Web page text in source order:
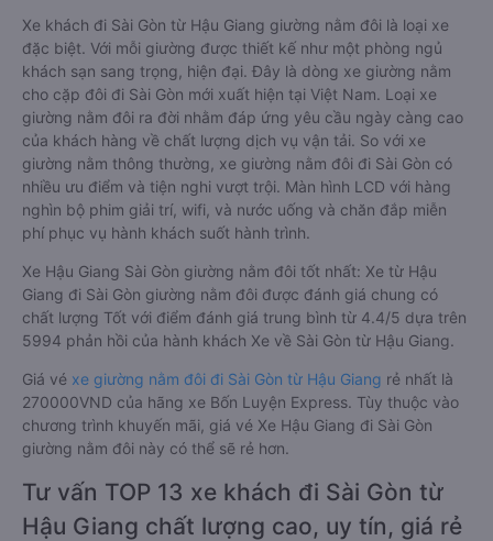
Xe khách đi Sài Gòn từ Hậu Giang giường nằm đôi là loại xe
đặc biệt. Với mỗi giường được thiết kế như một phòng ngủ
khách sạn sang trọng, hiện đại. Đây là dòng xe giường nằm
cho cặp đôi đi Sài Gòn mới xuất hiện tại Việt Nam. Loại xe
giường nằm đôi ra đời nhằm đáp ứng yêu cầu ngày càng cao
của khách hàng về chất lượng dịch vụ vận tải. So với xe
giường nằm thông thường, xe giường nằm đôi đi Sài Gòn có
nhiều ưu điểm và tiện nghi vượt trội. Màn hình LCD với hàng
nghìn bộ phim giải trí, wifi, và nước uống và chăn đắp miễn
phí phục vụ hành khách suốt hành trình.
Xe Hậu Giang Sài Gòn giường nằm đôi tốt nhất: Xe từ Hậu
Giang đi Sài Gòn giường nằm đôi được đánh giá chung có
chất lượng Tốt với điểm đánh giá trung bình từ 4.4/5 dựa trên
5994 phản hồi của hành khách Xe về Sài Gòn từ Hậu Giang.
Giá vé xe giường nằm đôi đi Sài Gòn từ Hậu Giang rẻ nhất là
270000VND của hãng xe Bốn Luyện Express. Tùy thuộc vào
chương trình khuyến mãi, giá vé Xe Hậu Giang đi Sài Gòn
giường nằm đôi này có thể sẽ rẻ hơn.
Tư vấn TOP 13 xe khách đi Sài Gòn từ
Hậu Giang chất lượng cao, uy tín, giá rẻ